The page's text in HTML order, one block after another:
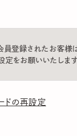
録されたお客様は、
の再設定